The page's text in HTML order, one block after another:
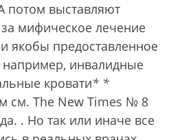
потом выставляют
за мифическое лечение
якобы предоставленное
инвалидные
кровати* *
см. The New Times № 8
. Но так или иначе все